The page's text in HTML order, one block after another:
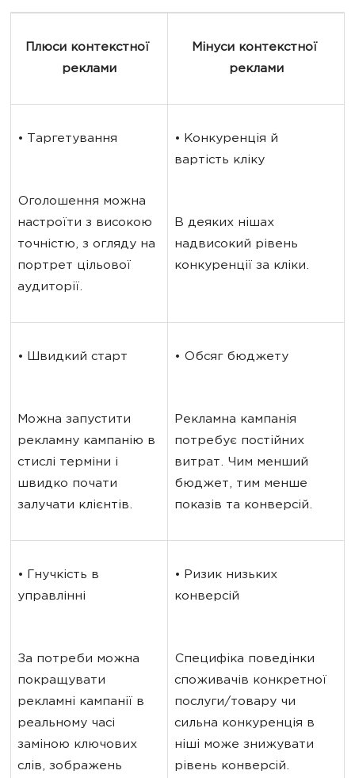
Плюси контекстної
реклами
Мінуси контекстної
реклами
• Таргетування
Оголошення можна
настроїти з високою
точністю, з огляду на
портрет цільової
аудиторії.
• Конкуренція й
вартість кліку
В деяких нішах
надвисокий рівень
конкуренції за кліки.
• Швидкий старт
Можна запустити
рекламну кампанію в
стислі терміни і
швидко почати
залучати клієнтів.
• Обсяг бюджету
Рекламна кампанія
потребує постійних
витрат. Чим менший
бюджет, тим менше
показів та конверсій.
• Гнучкість в
управлінні
За потреби можна
покращувати
рекламні кампанії в
реальному часі
заміною ключових
слів, зображень
• Ризик низьких
конверсій
Специфіка поведінки
споживачів конкретної
послуги/товару чи
сильна конкуренція в
ніші може знижувати
рівень конверсій.